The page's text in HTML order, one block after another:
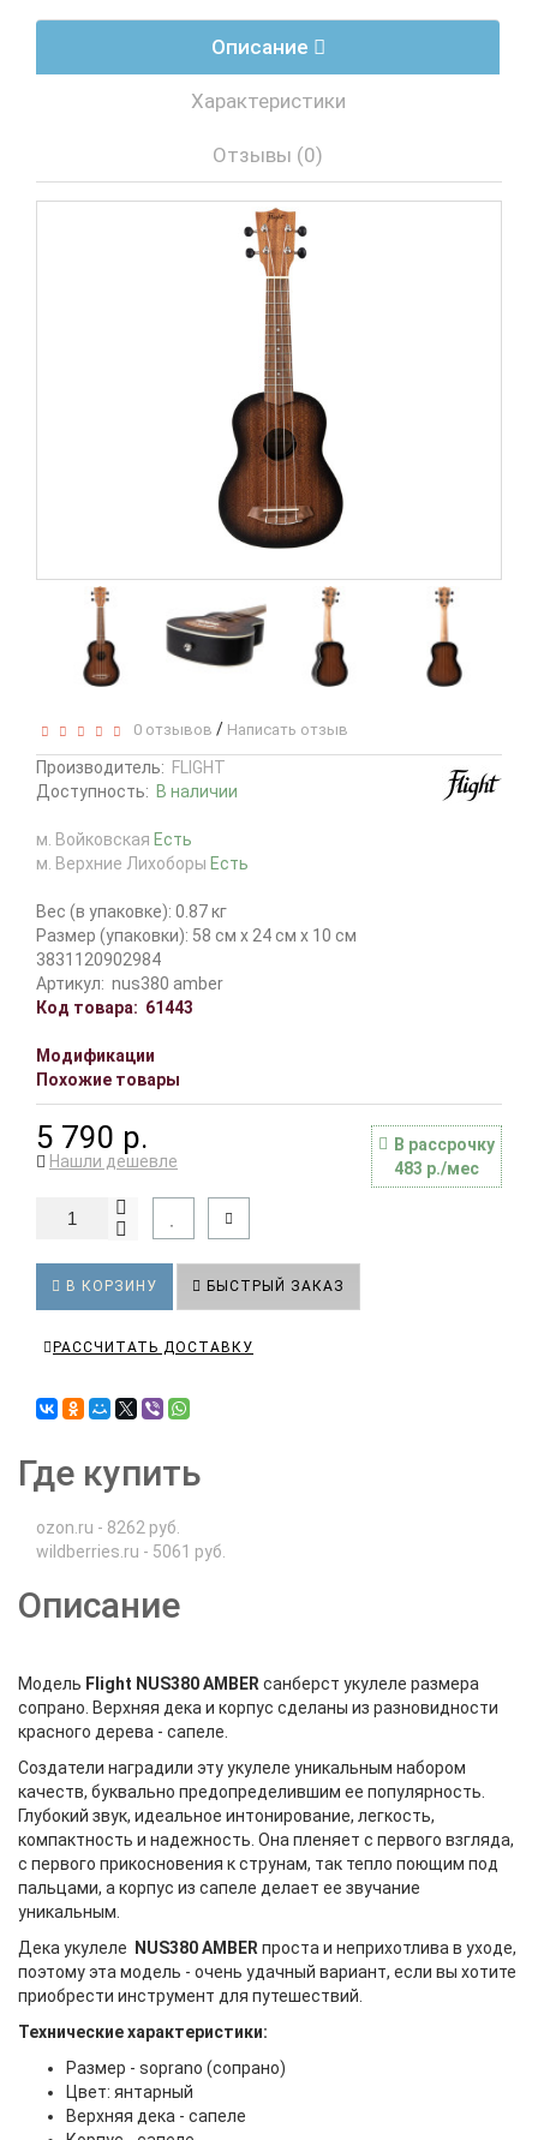
Описание
Характеристики
Отзывы (0)
0 отзывов / Написать отзыв
Производитель: FLIGHT
Доступность: В наличии
м. Войковская Есть
м. Верхние Лихоборы Есть
Вес (в упаковке): 0.87 кг
Размер (упаковки): 58 см x 24 см x 10 см
3831120902984
Артикул: nus380 amber
Код товара: 61443
Модификации
Похожие товары
5 790 р.
В рассрочку
483 р./мес
Нашли дешевле
В КОРЗИНУ БЫСТРЫЙ ЗАКАЗ
РАССЧИТАТЬ ДОСТАВКУ
Где купить
ozon.ru - 8262 руб.
wildberries.ru - 5061 руб.
Описание
Модель Flight NUS380 AMBERсанберст укулеле размера
сопрано. Верхняя дека и корпус сделаны из разновидности
красного дерева - сапеле.
Создатели наградили эту укулеле уникальным набором
качеств, буквально предопределившим ее популярность.
Глубокий звук, идеальное интонирование, легкость,
компактность и надежность. Она пленяет с первого взгляда,
с первого прикосновения к струнам, так тепло поющим под
пальцами, а корпус из сапеле делает ее звучание
уникальным.
Дека укулеле
NUS380 AMBERпроста и неприхотлива в уходе,
поэтому эта модель - очень удачный вариант, если вы хотите
приобрести инструмент для путешествий.
Технические характеристики:
Размер - soprano (сопрано)
Цвет: янтарный
Верхняя дека - сапеле